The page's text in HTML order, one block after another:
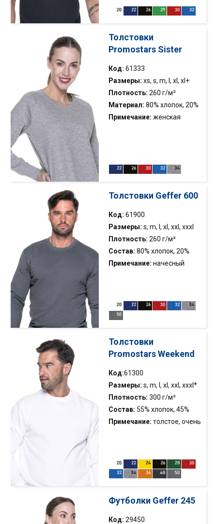
Толстовки
Promostars Sister
Код: 61333
Размеры: xs, s, m, l, xl, xl+
Плотность: 260 г/м²
Материал: 80% хлопок, 20%
полиэстер; цвет 34: 90%
Примечание: женская
French Terry ткань; карманы
Толстовки Geffer 600
Код: 61900
Размеры: s, m, l, xl, xxl, xxxl
Плотность: 260 г/м²
Состав: 80% хлопок, 20%
полиэстер
Примечание: начесный
двойная строчка;
эластичная кромка
Толстовки
Promostars Weekend
Код:61300
Размеры: s, m, l, xl, xxl, xxxl*
Плотность: 300 г/м²
Состав: 55% хлопок, 45%
полиэстер
Примечание: толстое, очень
эластичная кромка; двойная
строчка; хлопчатая лента
Футболки Geffer 245
Код: 29450